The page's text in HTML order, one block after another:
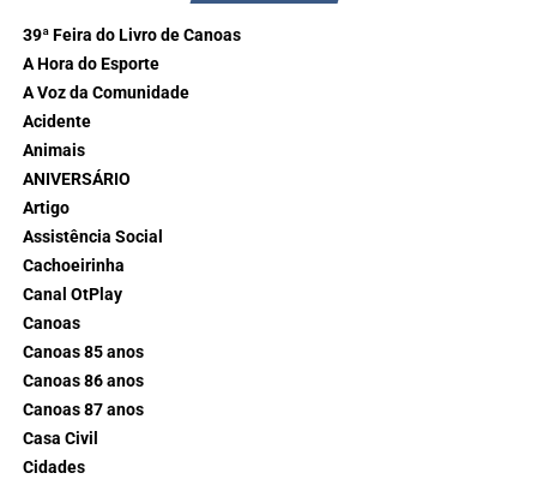
39ª Feira do Livro de Canoas
A Hora do Esporte
A Voz da Comunidade
Acidente
Animais
ANIVERSÁRIO
Artigo
Assistência Social
Cachoeirinha
Canal OtPlay
Canoas
Canoas 85 anos
Canoas 86 anos
Canoas 87 anos
Casa Civil
Cidades